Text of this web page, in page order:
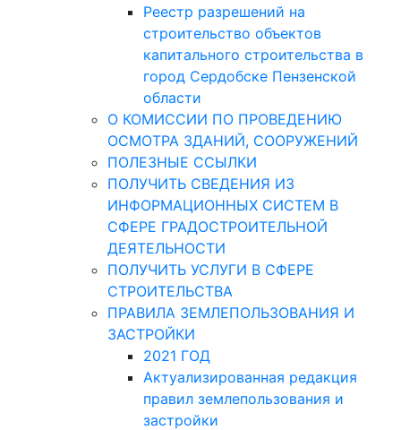
Реестр разрешений на
строительство объектов
капитального строительства в
город Сердобске Пензенской
области
О КОМИССИИ ПО ПРОВЕДЕНИЮ
ОСМОТРА ЗДАНИЙ, СООРУЖЕНИЙ
ПОЛЕЗНЫЕ ССЫЛКИ
ПОЛУЧИТЬ СВЕДЕНИЯ ИЗ
ИНФОРМАЦИОННЫХ СИСТЕМ В
СФЕРЕ ГРАДОСТРОИТЕЛЬНОЙ
ДЕЯТЕЛЬНОСТИ
ПОЛУЧИТЬ УСЛУГИ В СФЕРЕ
СТРОИТЕЛЬСТВА
ПРАВИЛА ЗЕМЛЕПОЛЬЗОВАНИЯ И
ЗАСТРОЙКИ
2021 ГОД
Актуализированная редакция
правил землепользования и
застройки